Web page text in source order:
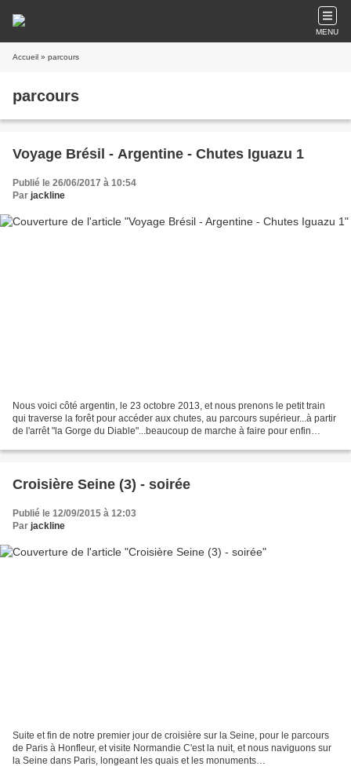
MENU
Accueil » parcours
parcours
Voyage Brésil - Argentine - Chutes Iguazu 1
Publié le 26/06/2017 à 10:54
Par jackline
Nous voici côté argentin, le 23 octobre 2013, et nous prenons le petit train
qui traverse la forêt pour accéder aux chutes, au parcours supérieur...à partir
de l'arrêt "la Gorge du Diable"...beaucoup de marche à faire pour enfin
Croisière Seine (3) - soirée
Publié le 12/09/2015 à 12:03
Par jackline
Suite et fin de notre premier jour de croisière sur la Seine, pour le parcours
de Paris à Honfleur, et visite Normandie C'est la nuit, et nous naviguons sur
la Seine dans Paris, longeant les quais et les monuments